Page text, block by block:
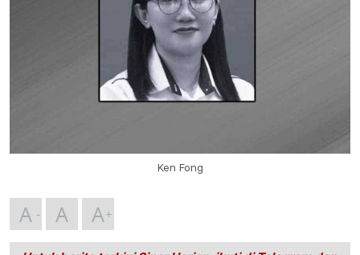
Ken Fong
A A A